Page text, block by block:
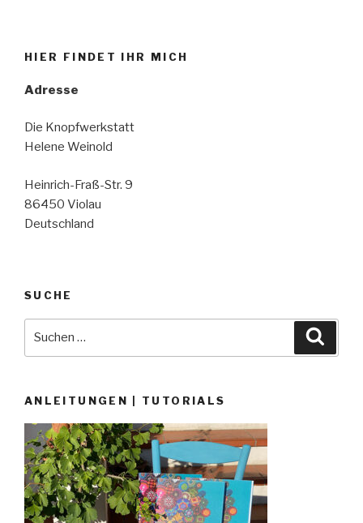
HIER FINDET IHR MICH
Adresse
Die Knopfwerkstatt
Helene Weinold
Heinrich-Fraß-Str. 9
86450 Violau
Deutschland
SUCHE
ANLEITUNGEN | TUTORIALS